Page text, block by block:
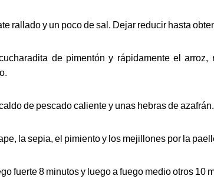
rallado y un poco de sal. Dejar reducir hasta
de pimentón y rápidamente el
de pescado caliente y unas hebras de
la sepia, el pimiento y los mejillones por la
fuerte 8 minutos y luego a fuego medio otros 10